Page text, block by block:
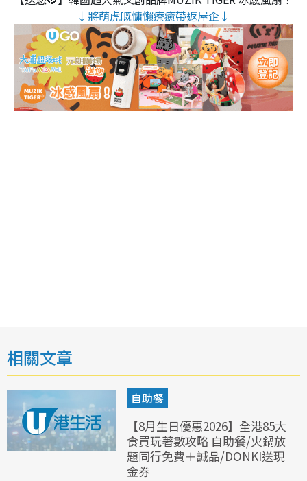
↓將萌虎嘅慵懶療癒帶返屋企↓
相關文章
自助餐
【8月生日優惠2026】全港85大
食買玩著數攻略 自助餐/火鍋放
題同行免費＋誠品/DONKI送現
金券